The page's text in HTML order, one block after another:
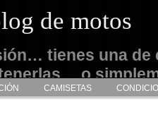
de motos
tienes una de
o
tu sitioCAMISETAS